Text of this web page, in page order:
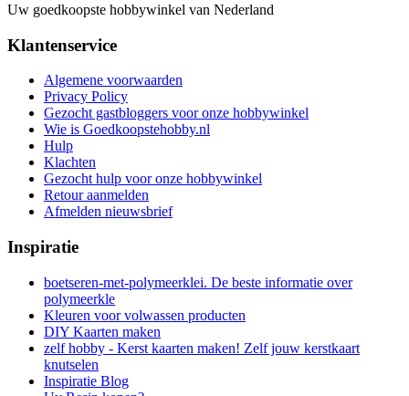
Uw goedkoopste hobbywinkel van Nederland
Klantenservice
Algemene voorwaarden
Privacy Policy
Gezocht gastbloggers voor onze hobbywinkel
Wie is Goedkoopstehobby.nl
Hulp
Klachten
Gezocht hulp voor onze hobbywinkel
Retour aanmelden
Afmelden nieuwsbrief
Inspiratie
boetseren-met-polymeerklei. De beste informatie over
polymeerkle
Kleuren voor volwassen producten
DIY Kaarten maken
zelf hobby - Kerst kaarten maken! Zelf jouw kerstkaart
knutselen
Inspiratie Blog